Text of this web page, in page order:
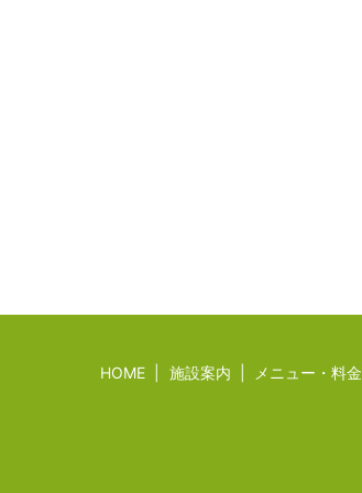
HOME 施設案内 メニュー・料金